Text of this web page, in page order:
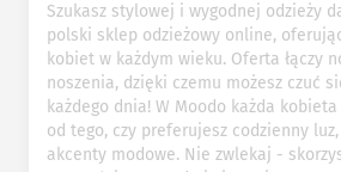
Szukasz stylowej i wygodnej odzieży
polski sklep odzieżowy online,
kobiet w każdym wieku. Oferta łączy
noszenia, dzięki czemu możesz czuć
każdego dnia! W Moodo każda
od tego, czy preferujesz codzienny
akcenty modowe. Nie zwlekaj -